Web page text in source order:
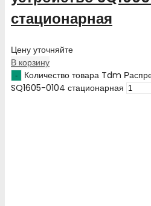
стационарная
Цену уточняйте
В корзину
Количество товара Tdm
SQ1605-0104 стационарная